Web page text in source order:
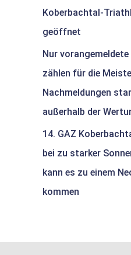
Koberbachtal-
geöffnet
Nur vorangemeldete
zählen für die
Nachmeldungen
außerhalb der
14. GAZ
bei zu starker
kann es zu einem
kommen